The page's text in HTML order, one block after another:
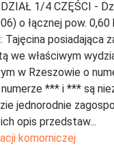
1/4 CZĘŚCI -
o łącznej pow. 0,60
posiadająca
we właściwym
w Rzeszowie o
numerze *** i *** są
jednorodnie
opis przedstaw...
komorniczej